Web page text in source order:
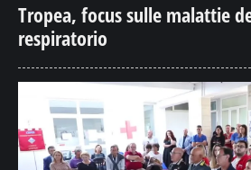
Tropea, focus sulle malattie
respiratorio